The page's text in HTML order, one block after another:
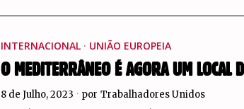
INTERNACIONAL · UNIÃO EUROPEIA
O MEDITERRÂNEO É AGORA UM LOCAL
8 de Julho, 2023 por Trabalhadores Unidos